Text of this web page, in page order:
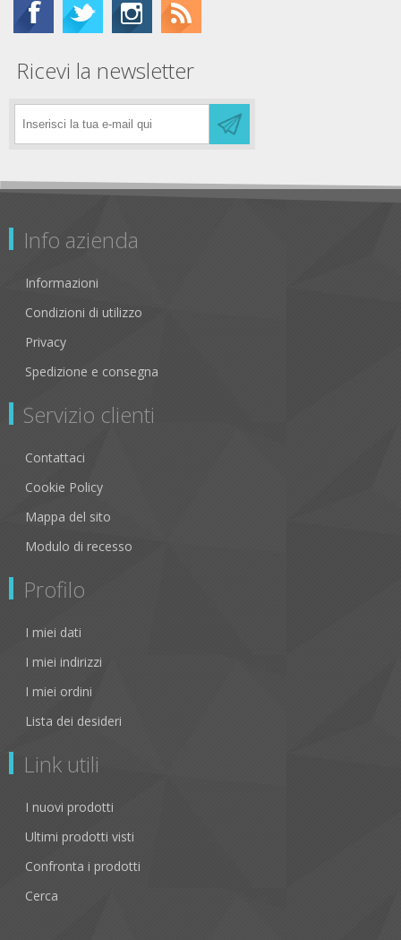
Ricevi la newsletter
Info azienda
Informazioni
Condizioni di utilizzo
Privacy
Spedizione e consegna
Servizio clienti
Contattaci
Cookie Policy
Mappa del sito
Modulo di recesso
Profilo
I miei dati
I miei indirizzi
I miei ordini
Lista dei desideri
Link utili
I nuovi prodotti
Ultimi prodotti visti
Confronta i prodotti
Cerca